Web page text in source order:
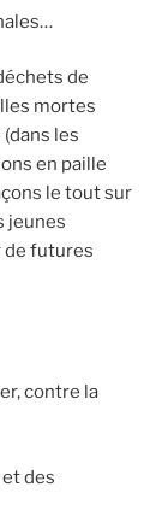
de
mortes
les
en paille
le tout sur
jeunes
de futures
contre la
des